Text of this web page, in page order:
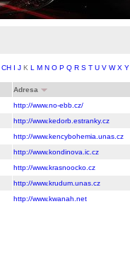
CH I JK L M N O P Q R S T U V W X Y
Adresa
http://www.no-ebb.cz/
http://www.kedorb.estranky.cz
http://www.kencybohemia.unas.cz
http://www.kondinova.ic.cz
http://www.krasnoocko.cz
http://www.krudum.unas.cz
http://www.kwanah.net